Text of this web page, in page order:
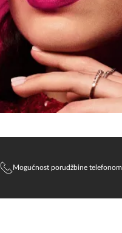
Mogućnost porudžbine telefonom